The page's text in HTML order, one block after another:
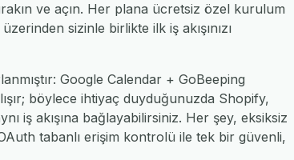
ve açın. Her plana ücretsiz özel kurulum
sizinle birlikte ilk iş akışınızı
Google Calendar + GoBeeping
böylece ihtiyaç duyduğunuzda Shopify,
iş akışına bağlayabilirsiniz. Her şey, eksiksiz
tabanlı erişim kontrolü ile tek bir güvenli,